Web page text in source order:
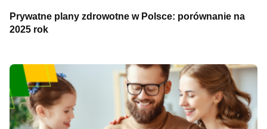
Prywatne plany zdrowotne w Polsce: porównanie na
2025 rok